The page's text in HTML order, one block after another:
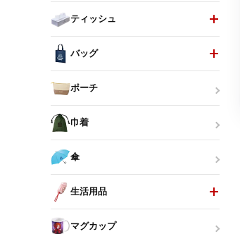
ティッシュ
バッグ
ポーチ
巾着
傘
生活用品
マグカップ